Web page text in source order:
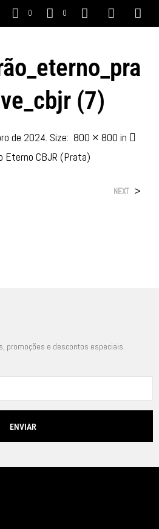
0 0
(7)
de 2024. Size: 800 × 800 in
Eterno CBJR (Prata)
NEXT >
promoções e descontos especiais.